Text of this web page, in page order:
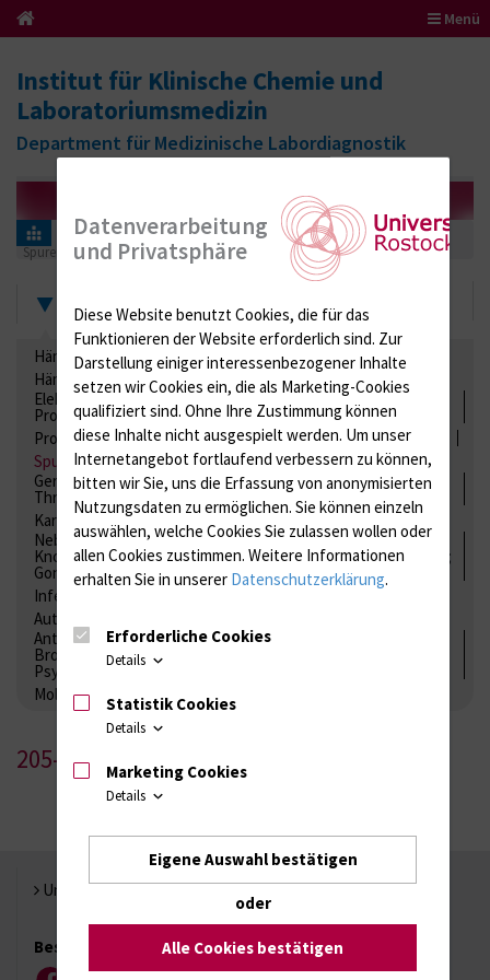
Menü
Institut für Klinische Chemie und
Laboratoriumsmedizin
Department für Medizinische Labordiagnostik
Informationen für Einsender
Ringversuchszertifikate
Spurenelemente
205 (Spurenelemente 01 Urin) 2024
Zertifikate
Hämatologie / Anämie
Retikulozyten
Hämoglobinelektrophorese
Liquordiagnostik
Elektrolyte, Enzyme, Substrate, Metabolite, Blutalkohol,
Proteine
Proteine
Lipide / Lipoproteine Niere / Harnwege
Spurenelemente
Säuren-Basen-Status
Gerinnung / Gerinnungsaktivierung / Gerinnungsfaktoren /
Thrombozytenfunktion / Antikoagulation
Kardiale Marker
Tumormarker
Interleukine
Nebenniere / Niere; Nebenschilddrüse ( Ca-Stoffwechsel /
Knochen; Hypophyse / Wachstum; Gestroinaltrakt / Vitamine;
Gonaden / Zyklus / Sterilität
Infektionsserologie
Immunologie
Autoimmundiagnostik
Antibiotika, Zystostatika, Immunsuppressiva, Amaleptika,
Bronchospasmolytika, Antiepileptika, Kardiaka,
Psychpharmaka
Molekulare Diagnostik
205-1
Universität Rostock
Besuchen Sie uns
Datenverarbeitung
und Privatsphäre
Diese Website benutzt Cookies, die für das
Funktionieren der Website erforderlich sind. Zur
Darstellung einiger interessenbezogener Inhalte
setzen wir Cookies ein, die als Marketing-Cookies
qualifiziert sind. Ohne Ihre Zustimmung können
diese Inhalte nicht ausgespielt werden. Um unser
Internetangebot fortlaufend verbessern zu können,
bitten wir Sie, uns die Erfassung von anonymisierten
Nutzungsdaten zu ermöglichen. Sie können einzeln
auswählen, welche Cookies Sie zulassen wollen oder
allen Cookies zustimmen. Weitere Informationen
erhalten Sie in unserer Datenschutzerklärung.
Erforderliche Cookies
Details
Statistik Cookies
Details
Marketing Cookies
Details
Eigene Auswahl bestätigen
oder
Alle Cookies bestätigen